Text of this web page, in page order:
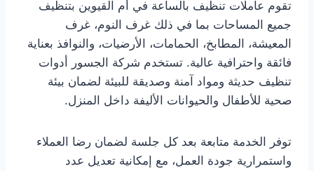
تقوم عاملات تنظيف بالساعة في أم القيوين بتنظيف
جميع المساحات بما في ذلك غرف النوم، غرف
المعيشة، المطابخ، الحمامات، الأرضيات، والنوافذ بعناية
فائقة واحترافية عالية. تستخدم شركة الجسور أدوات
تنظيف حديثة ومواد آمنة وصديقة للبيئة لضمان بيئة
صحية للأطفال والحيوانات الأليفة داخل المنزل.
توفر الخدمة متابعة بعد كل جلسة لضمان رضا العملاء
واستمرارية جودة العمل، مع إمكانية تعديل عدد